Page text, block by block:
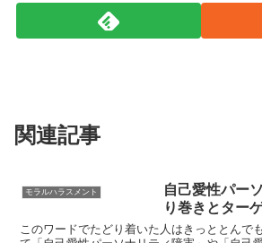
関連記事
モラルハラスメント
自己愛性パー
り巻きとター
このワードでたどり着いた人はきっととんで